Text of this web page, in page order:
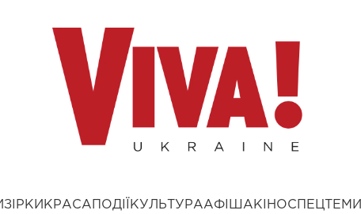
ЗІРКИ КРАСА ПОДІЇ КУЛЬТУРААФІША КІНОСПЕЦТЕМИ